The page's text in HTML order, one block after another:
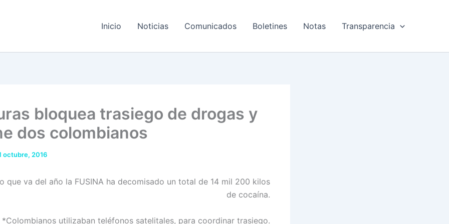
Inicio Noticias Comunicados Boletines Notas Transparencia
bloquea trasiego de drogas y
dos colombianos
octubre, 2016
va del año la FUSINA ha decomisado un total de 14 mil 200 kilos
de cocaína.
*Colombianos utilizaban teléfonos satelitales, para coordinar trasiego.